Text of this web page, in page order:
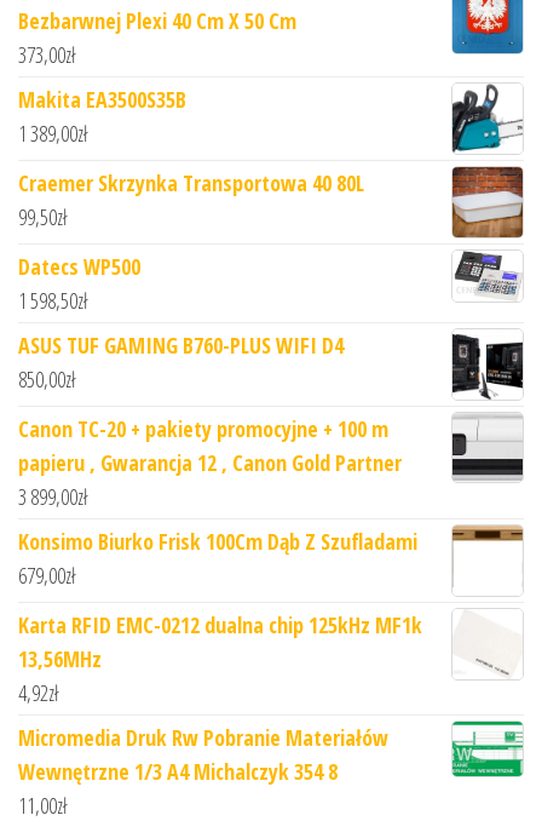
Bezbarwnej Plexi 40 Cm X 50 Cm
373,00zł
Makita EA3500S35B
1 389,00zł
Craemer Skrzynka Transportowa 40 80L
99,50zł
Datecs WP500
1 598,50zł
ASUS TUF GAMING B760-PLUS WIFI D4
850,00zł
Canon TC-20 + pakiety promocyjne + 100 m
papieru , Gwarancja 12 , Canon Gold Partner
3 899,00zł
Konsimo Biurko Frisk 100Cm Dąb Z Szufladami
679,00zł
Karta RFID EMC-0212 dualna chip 125kHz MF1k
13,56MHz
4,92zł
Micromedia Druk Rw Pobranie Materiałów
Wewnętrzne 1/3 A4 Michalczyk 354 8
11,00zł